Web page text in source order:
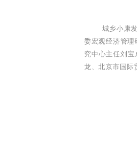
城乡小康
委宏观经济管理
究中心主任刘
龙、北京市国际